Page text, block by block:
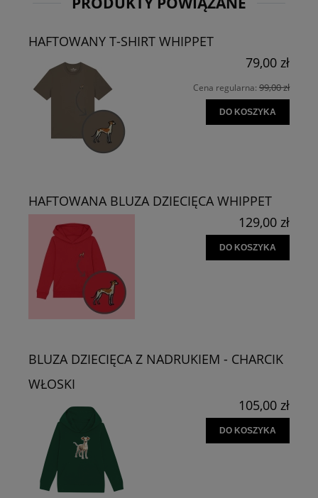
HAFTOWANY T-SHIRT WHIPPET
79,00 zł
Cena regularna: 99,00 zł
DO KOSZYKA
HAFTOWANA BLUZA DZIECIĘCA WHIPPET
129,00 zł
DO KOSZYKA
BLUZA DZIECIĘCA Z NADRUKIEM - CHARCIK
WŁOSKI
105,00 zł
DO KOSZYKA